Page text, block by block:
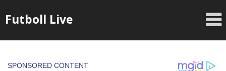
toFutboll Live